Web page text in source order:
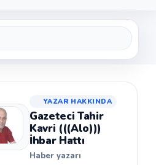
YAZAR HAKKINDA
Gazeteci Tahir
Kavri (((Alo)))
İhbar Hattı
Haber yazarı